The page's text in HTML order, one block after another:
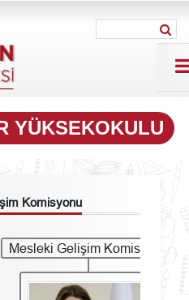
YÜKSEKOKULU
Komisyonu
Mesleki Gelişim Komisyonu